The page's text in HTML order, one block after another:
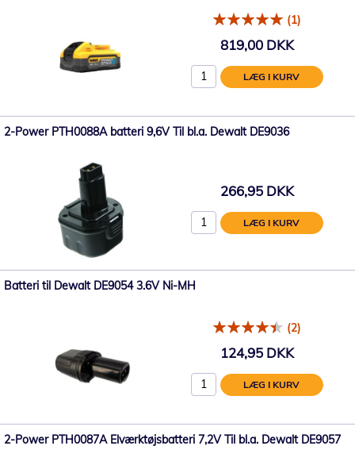
(1)
819,00 DKK
LÆG I KURV
2-Power PTH0088A batteri 9,6V Til bl.a. Dewalt DE9036
266,95 DKK
LÆG I KURV
Batteri til Dewalt DE9054 3.6V Ni-MH
(2)
124,95 DKK
LÆG I KURV
2-Power PTH0087A Elværktøjsbatteri 7,2V Til bl.a. Dewalt DE9057